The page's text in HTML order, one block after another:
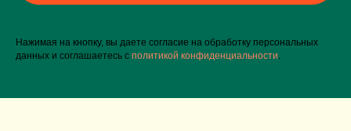
Нажимая на кнопку, вы даете согласие на обработку персональных
данных и соглашаетесь c политикой конфиденциальности